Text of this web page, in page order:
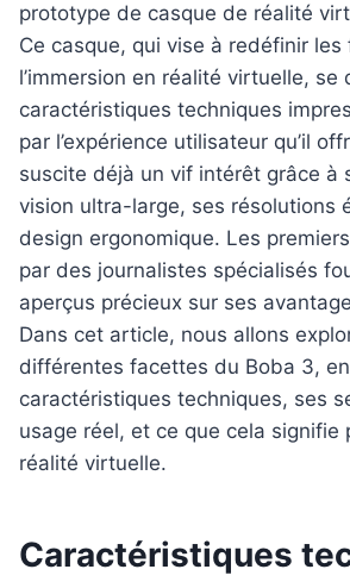
prototype de casque de réalité
Ce casque, qui vise à redéfinir
l’immersion en réalité virtuelle, se
caractéristiques techniques
par l’expérience utilisateur qu’il
suscite déjà un vif intérêt grâce à
vision ultra-large, ses résolutions
design ergonomique. Les
par des journalistes spécialisés
aperçus précieux sur ses
Dans cet article, nous allons
différentes facettes du Boba 3,
caractéristiques techniques, ses
usage réel, et ce que cela signifie
réalité virtuelle.
Caractéristiques